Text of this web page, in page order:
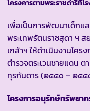
โครงการตามพระราชดำริที่โ
เพื่อเป็นการพัฒนาเด็กแ
พระเทพรัตนราชสุดา ฯ
เกล้าฯ ให้ดำเนินงานโคร
ตำรวจตระเวนชายแดน
ทุรกันดาร (๒๕๔๐ – ๒๕๔
โครงการอนุรักษ์ทรัพยา